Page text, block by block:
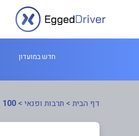
חדש במועדון
דף הבית > תרבות ופנאי > 100 אסימונים-STREET GAMES